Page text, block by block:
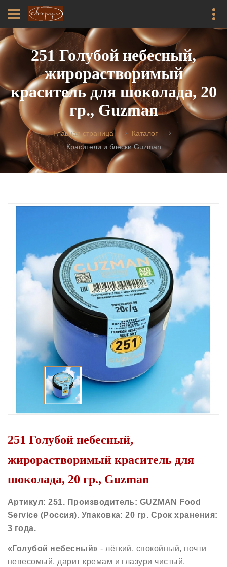
251 Голубой небесный,
жирорастворимый
краситель для шоколада, 20
гр., Guzman
Главная страница
Каталог
Красители и блески Guzman
251 Голубой небесный,
жирорастворимый краситель для
шоколада, 20 гр., Guzman
Артикул: 251. Производитель: GUZMAN Food
Service (Россия). Упаковка: 20 гр. Срок хранения:
3 года.
«Голубой небесный» - лёгкий, спокойный, почти
невесомый, дарит кремам и глазури чистый,